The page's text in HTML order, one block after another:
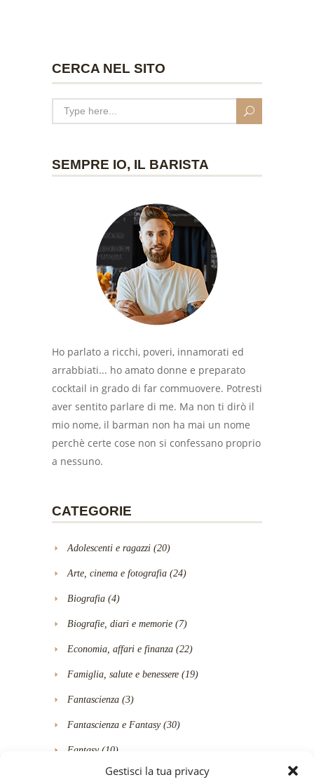
Gestisci la tua privacy
CERCA NEL SITO
SEMPRE IO, IL BARISTA
Ho parlato a ricchi, poveri, innamorati ed
arrabbiati... ho amato donne e preparato
cocktail in grado di far commuovere. Potresti
aver sentito parlare di me. Ma non ti dirò il
mio nome, il barman non ha mai un nome
perchè certe cose non si confessano proprio
a nessuno.
CATEGORIE
Adolescenti e ragazzi (20)
Arte, cinema e fotografia (24)
Biografia (4)
Biografie, diari e memorie (7)
Economia, affari e finanza (22)
Famiglia, salute e benessere (19)
Fantascienza (3)
Fantascienza e Fantasy(30)
Fantasy(10)
Fumetti e Graphic novel(1)